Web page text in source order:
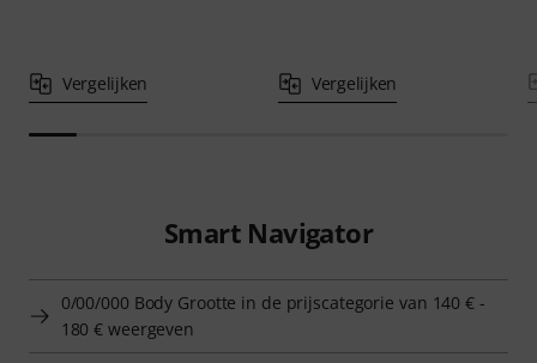
Vergelijken Vergelijken
Smart Navigator
0/00/000 Body Grootte in de prijscategorie van 140 € -
180 € weergeven